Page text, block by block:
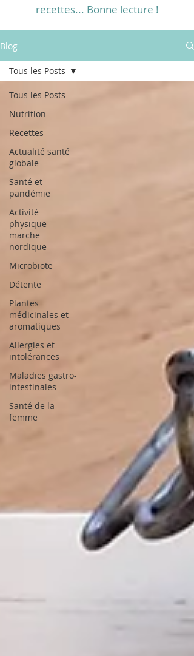
recettes... Bonne lecture !
Blog
Tous les Posts
Nutrition
Recettes
Actualité santé
globale
Santé et
pandémie
Activité
physique -
marche
nordique
Microbiote
Détente
Plantes
médicinales et
aromatiques
Allergies et
intolérances
Maladies gastro-
intestinales
Santé de la
femme
Tous les Posts